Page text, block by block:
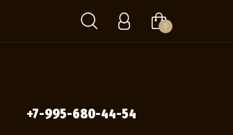
0
+7-995-680-44-54